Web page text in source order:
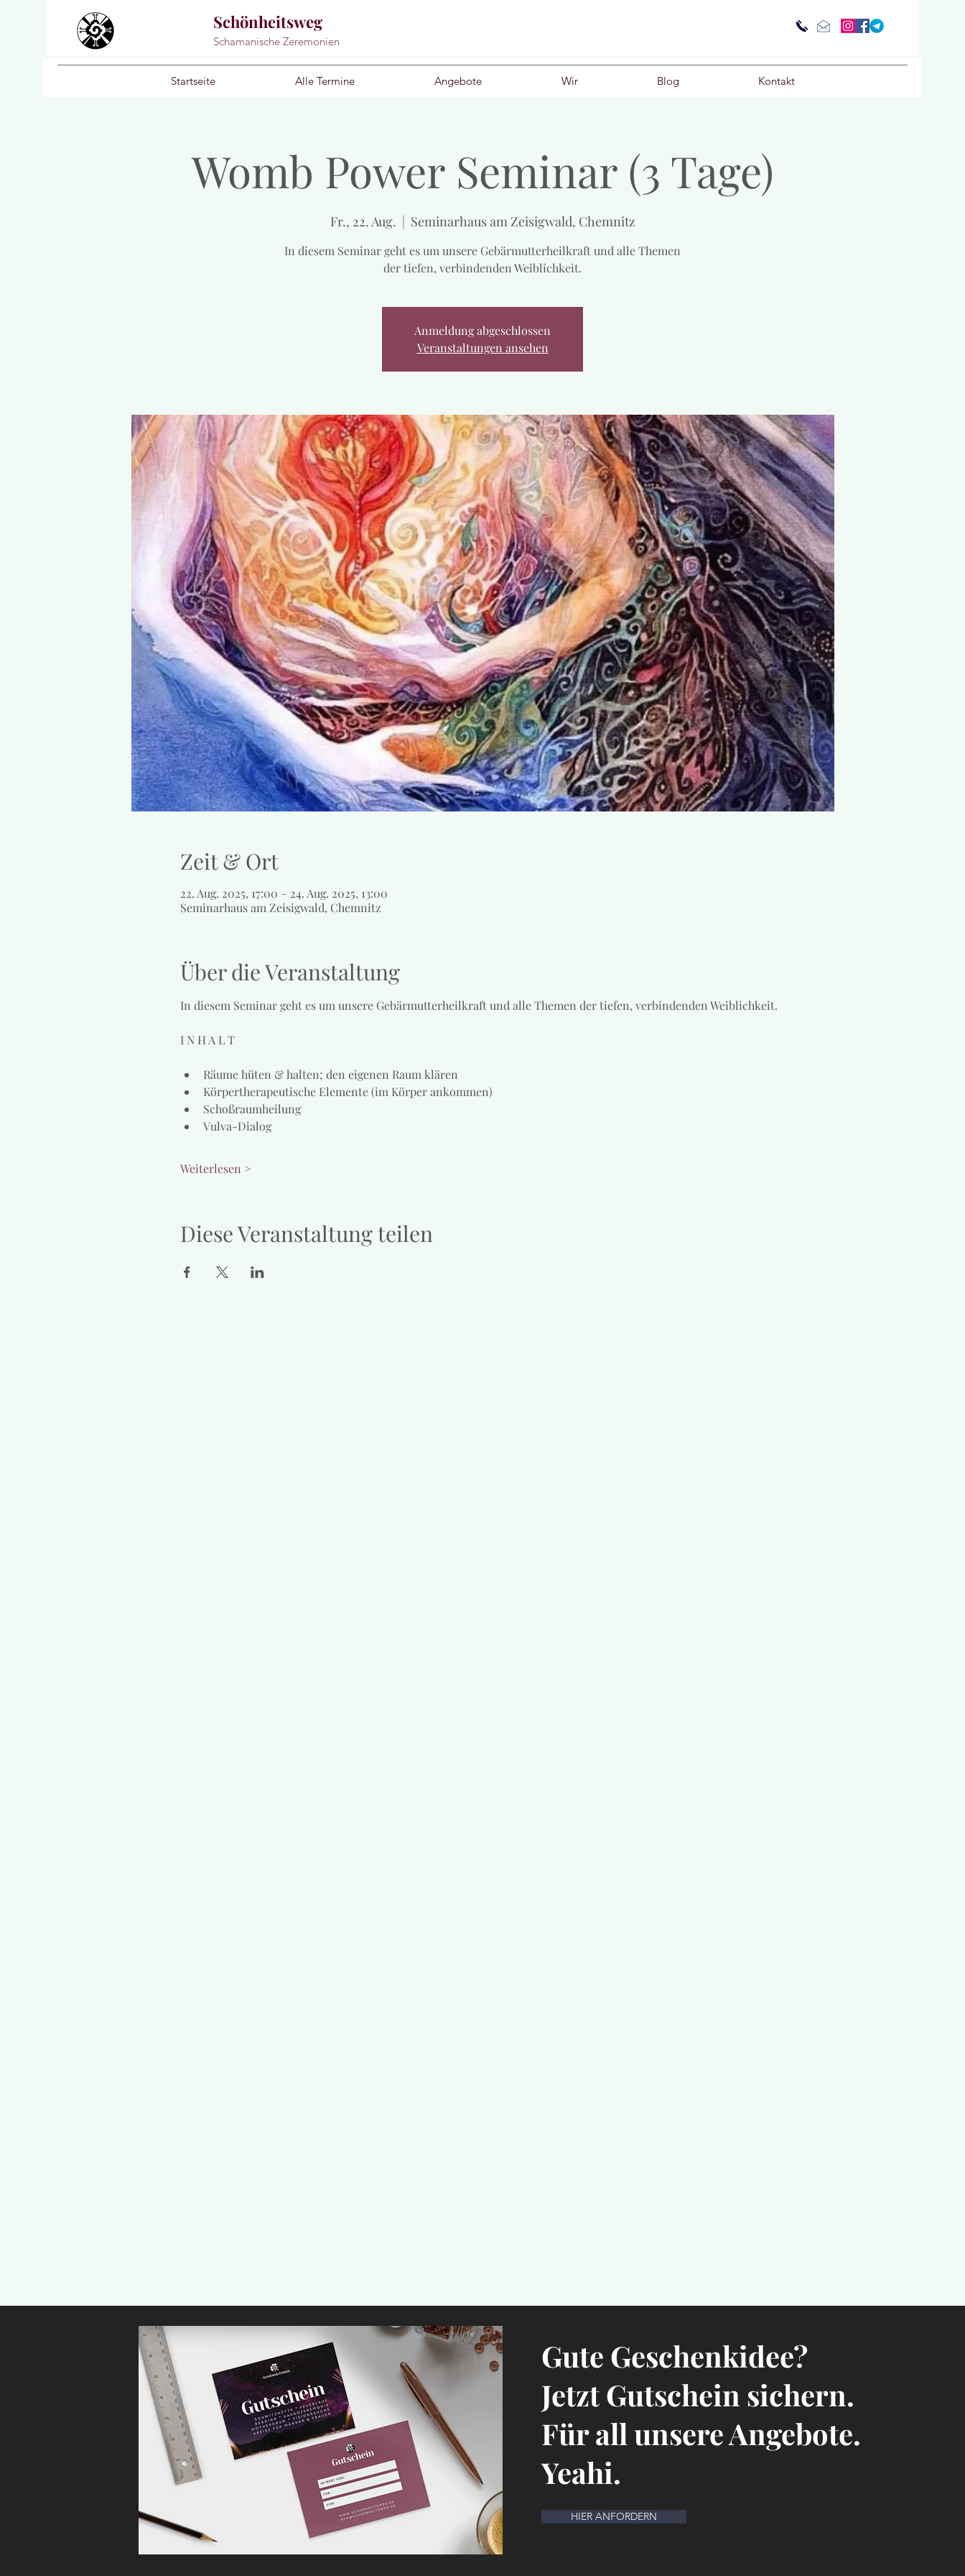
Schönheitsweg
Schamanische Zeremonien
Startseite Alle Termine Angebote Wir Blog Kontakt
Womb Power Seminar (3 Tage)
Fr., 22. Aug.
  |
Seminarhaus am Zeisigwald, Chemnitz
In diesem Seminar geht es um unsere Gebärmutterheilkraft und alle Themen
der tiefen, verbindenden Weiblichkeit.
Anmeldung abgeschlossen
Veranstaltungen ansehen
Zeit & Ort
22. Aug. 2025, 17:00 – 24. Aug. 2025, 13:00
Seminarhaus am Zeisigwald, Chemnitz
Über die Veranstaltung
In diesem Seminar geht es um unsere Gebärmutterheilkraft und alle Themen der tiefen, verbindenden Weiblichkeit.
I N H A L T
Räume hüten & halten; den eigenen Raum klären
Körpertherapeutische Elemente (im Körper ankommen)
Schoßraumheilung
Vulva-Dialog
Weiterlesen >
Diese Veranstaltung teilen
Gute Geschenkidee?
Jetzt Gutschein sichern.
Für all unsere Angebote.
Yeahi.
HIER ANFORDERN